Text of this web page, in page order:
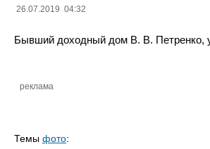
26.07.2019 04:32
Бывший доходный дом В. В. Петренко,
реклама
Темы фото: